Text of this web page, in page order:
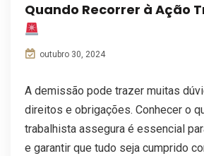
Quando Recorrer à Ação
outubro 30, 2024
A demissão pode trazer muitas
direitos e obrigações. Conhecer o
trabalhista assegura é essencial
e garantir que tudo seja cumprido